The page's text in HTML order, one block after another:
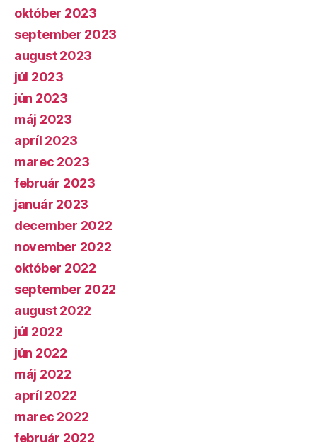
október 2023
september 2023
august 2023
júl 2023
jún 2023
máj 2023
apríl 2023
marec 2023
február 2023
január 2023
december 2022
november 2022
október 2022
september 2022
august 2022
júl 2022
jún 2022
máj 2022
apríl 2022
marec 2022
február 2022